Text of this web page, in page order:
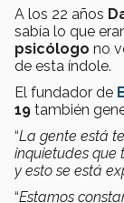
A los 22 años
sabía lo que
psicólogo no
de esta índole.
El fundador de
19 también
“La gente está
inquietudes que
y esto se está
“Estamos